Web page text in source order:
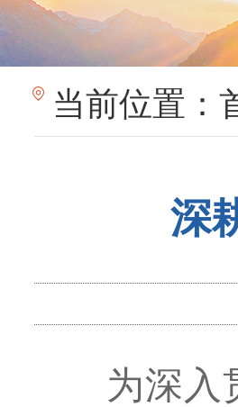
当前位置：
深
为深入